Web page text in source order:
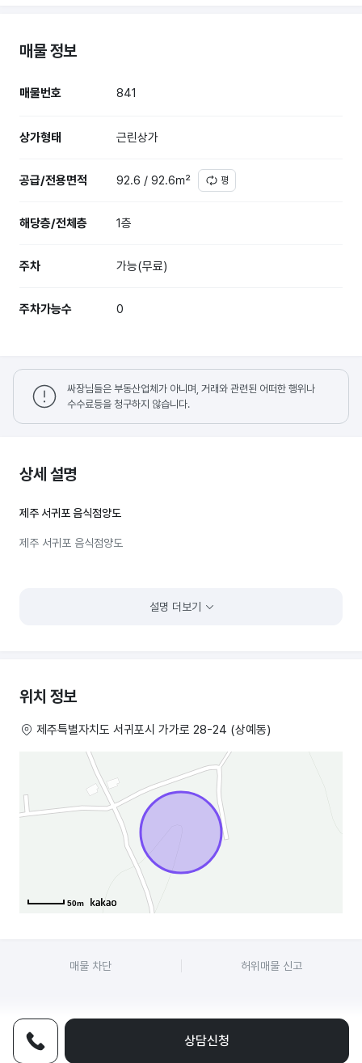
매물 정보
매물번호 841
상가형태 근린상가
공급/전용면적 92.6 / 92.6㎡ 평
해당층/전체층 1층
주차 가능(무료)
주차가능수 0
싸장님들은 부동산업체가 아니며, 거래와 관련된 어떠한 행위나
수수료등을 청구하지 않습니다.
상세 설명
제주 서귀포 음식점양도
제주 서귀포 음식점양도
설명 더보기
위치 정보
제주특별자치도 서귀포시 가가로 28-24 (상예동)
50m
매물 차단 허위매물 신고
전화상담 상담신청